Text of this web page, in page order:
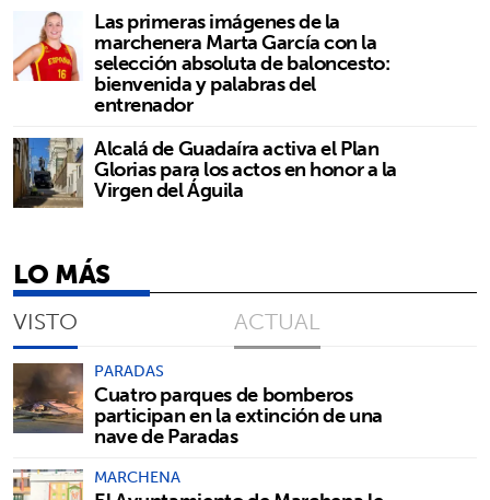
Las primeras imágenes de la
marchenera Marta García con la
selección absoluta de baloncesto:
bienvenida y palabras del
entrenador
Alcalá de Guadaíra activa el Plan
Glorias para los actos en honor a la
Virgen del Águila
LO MÁS
VISTO ACTUAL
PARADAS
Cuatro parques de bomberos
participan en la extinción de una
nave de Paradas
MARCHENA